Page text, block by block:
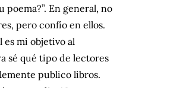
poema?”. En general, no
pero confío en ellos.
es mi objetivo al
sé qué tipo de lectores
publico libros.